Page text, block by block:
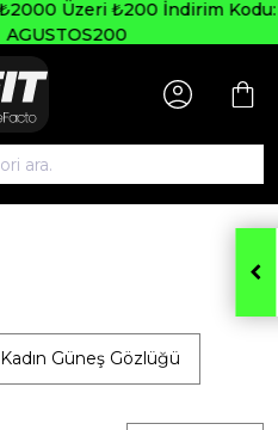
Üzeri ₺200 İndirim Kodu:
Kadın Güneş Gözlüğü